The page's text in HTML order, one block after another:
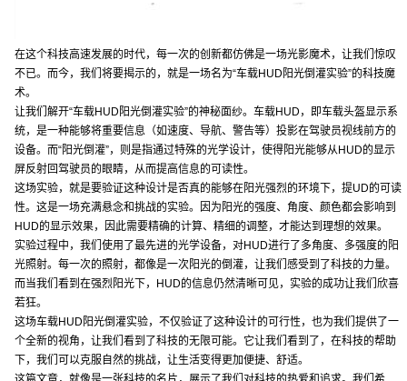
在这个科技高速发展的时代，每一次的创新都仿佛是一场光影魔术，让我们惊叹
不已。而今，我们将要揭示的，就是一场名为“车载HUD阳光倒灌实验”的科技魔
术。
让我们解开“车载HUD阳光倒灌实验”的神秘面纱。车载HUD，即车载头盔显示系
统，是一种能够将重要信息（如速度、导航、警告等）投影在驾驶员视线前方的
设备。而“阳光倒灌”，则是指通过特殊的光学设计，使得阳光能够从HUD的显示
屏反射回驾驶员的眼睛，从而提高信息的可读性。
这场实验，就是要验证这种设计是否真的能够在阳光强烈的环境下，提UD的可读
性。这是一场充满悬念和挑战的实验。因为阳光的强度、角度、颜色都会影响到
HUD的显示效果，因此需要精确的计算、精细的调整，才能达到理想的效果。
实验过程中，我们使用了最先进的光学设备，对HUD进行了多角度、多强度的阳
光照射。每一次的照射，都像是一次阳光的倒灌，让我们感受到了科技的力量。
而当我们看到在强烈阳光下，HUD的信息仍然清晰可见，实验的成功让我们欣喜
若狂。
这场车载HUD阳光倒灌实验，不仅验证了这种设计的可行性，也为我们提供了一
个全新的视角，让我们看到了科技的无限可能。它让我们看到了，在科技的帮助
下，我们可以克服自然的挑战，让生活变得更加便捷、舒适。